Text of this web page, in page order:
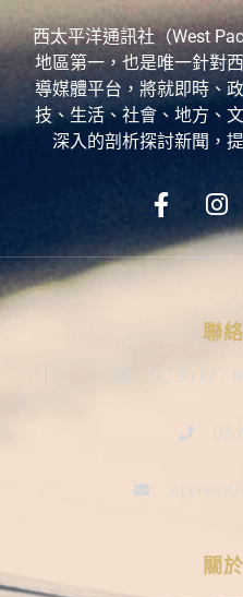
西太平洋通訊社（West
地區第一，也是唯一針對
導媒體平台，將就即時、
技、生活、社會、地方、
深入的剖析探討新聞，
聯
9：30-12：
關